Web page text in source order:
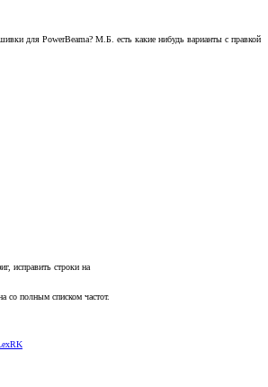
для PowerBeama? М.Б. есть какие нибудь варианты с правкой
исправить строки на
со полным списком частот.